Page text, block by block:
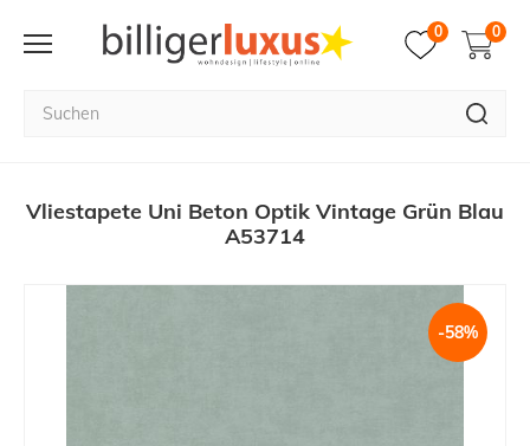
0 0
Vliestapete Uni Beton Optik Vintage Grün Blau
A53714
-58%